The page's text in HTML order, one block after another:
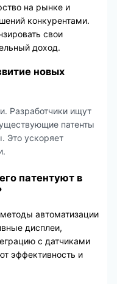
на рынке и
конкурентами.
свои
доход.
новых
Разработчики ищут
патенты
Это ускоряет
патентуют в
автоматизации
дисплеи,
с датчиками
эффективность и